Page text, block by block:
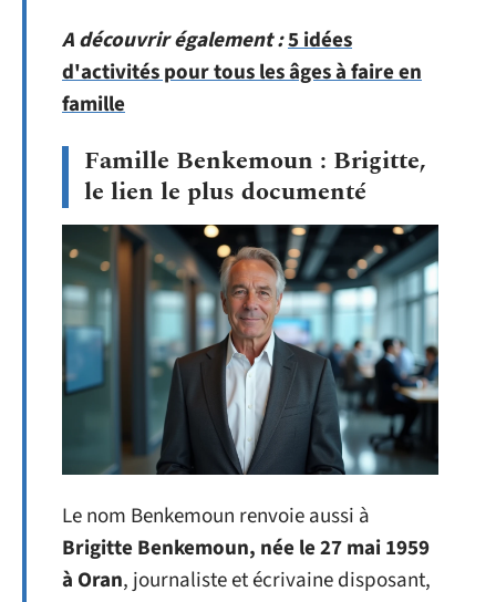
A découvrir également :5 idées
d'activités pour tous les âges à faire en
famille
Famille Benkemoun : Brigitte,
le lien le plus documenté
Le nom Benkemoun renvoie aussi à
Brigitte Benkemoun, née le 27 mai 1959
à Oran, journaliste et écrivaine disposant,